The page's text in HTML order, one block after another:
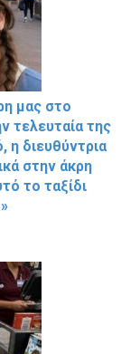
μας στο
τελευταία της
η διευθύντρια
στην άκρη
το ταξίδι